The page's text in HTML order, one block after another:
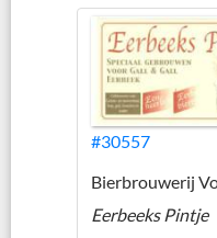
#30557
Bierbrouwerij
Eerbeeks Pintje